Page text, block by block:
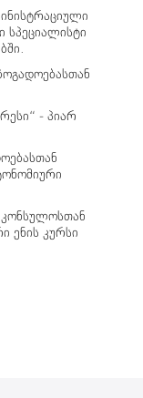
სპეციალისტი
- პიარ
ენის კურსი